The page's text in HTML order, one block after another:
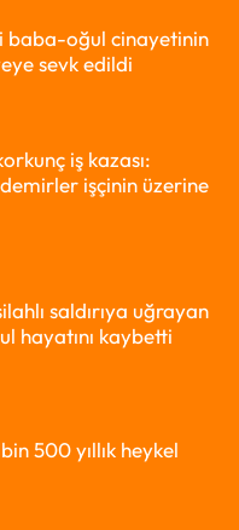
baba-oğul cinayetinin
sevk edildi
iş kazası:
işçinin üzerine
saldırıya uğrayan
hayatını kaybetti
500 yıllık heykel